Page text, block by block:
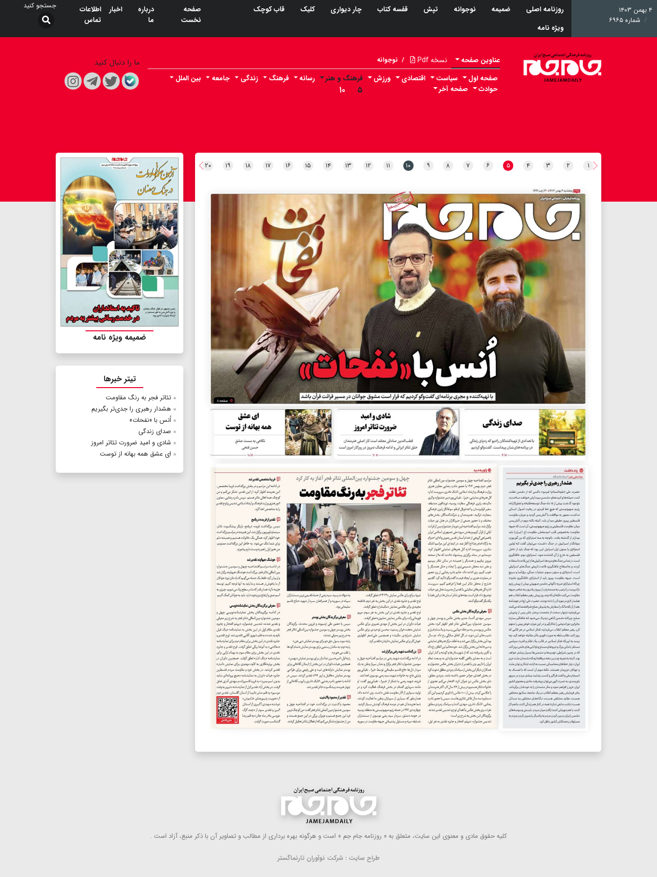
۴ بهمن ۱۴۰۳
شماره ۶۹۶۵
روزنامه اصلی ضمیمه نوجوانه تپش قفسه کتاب چار دیواری کلیک
قاب کوچک
ویژه نامه
صفحه
نخست
درباره
ما
اخبار
اطلاعات
تماس
عناوین صفحه نسخه Pdf / نوجوانه
صفحه اول سیاست اقتصادی ورزش فرهنگ و هنر
۵ ۱۰
رسانه فرهنگ زندگی جامعه
بین الملل
حوادث
صفحه آخر
ما را دنبال کنید
۱ ۲ ۳ ۴ ۵ ۶ ۷ ۸ ۹ ۱۰ ۱۱ ۱۲ ۱۳ ۱۴ ۱۵ ۱۶ ۱۷ ۱۸ ۱۹ ۲۰
ضمیمه ویژه نامه
تیتر خبرها
تئاتر فجر به رنگ مقاومت
هشدار رهبری را جدی‌تر بگیریم
اُنس با «نفحات»
صدای زندگی
شادی و امید ضرورت تئاتر امروز
ای عشق همه بهانه از توست
كلیه حقوق مادی و معنوی این سایت، متعلق به « روزنامه جام جم » است و هرگونه بهره ‌برداری از مطالب و تصاویر آن با ذكر منبع، آزاد است .
طراح سایت : شرکت نوآوران تارنماگستر